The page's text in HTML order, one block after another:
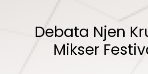
Debata Njen
Mikser